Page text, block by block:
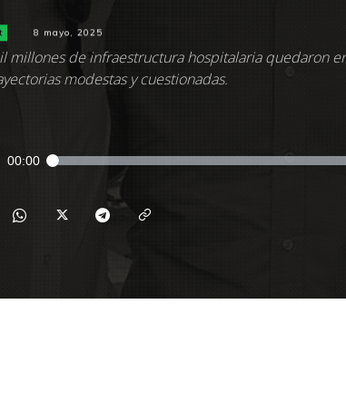
8 mayo, 2025
millones de infraestructura hospitalaria quedaron
modestas y cuestionadas.
00:00